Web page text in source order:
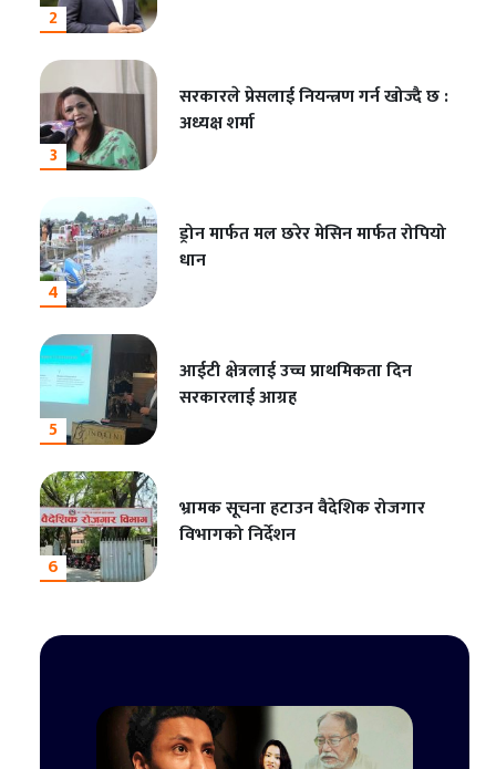
2
3
सरकारले प्रेसलाई नियन्त्रण गर्न खोज्दै छ :
अध्यक्ष शर्मा
4
ड्रोन मार्फत मल छरेर मेसिन मार्फत रोपियो
धान
5
आईटी क्षेत्रलाई उच्च प्राथमिकता दिन
सरकारलाई आग्रह
6
भ्रामक सूचना हटाउन वैदेशिक रोजगार
विभागको निर्देशन